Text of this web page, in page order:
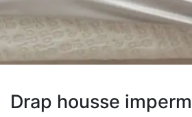
Drap housse